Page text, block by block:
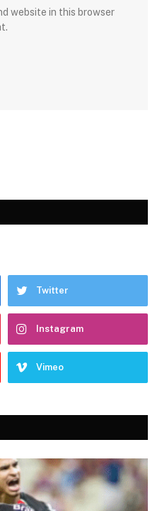
website in this browser
Twitter
Instagram
Vimeo